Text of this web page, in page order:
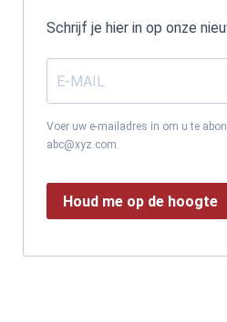
Schrijf je hier in op onze
Voer uw e-mailadres in om u te
abc@xyz.com.
Houd me op de hoogte